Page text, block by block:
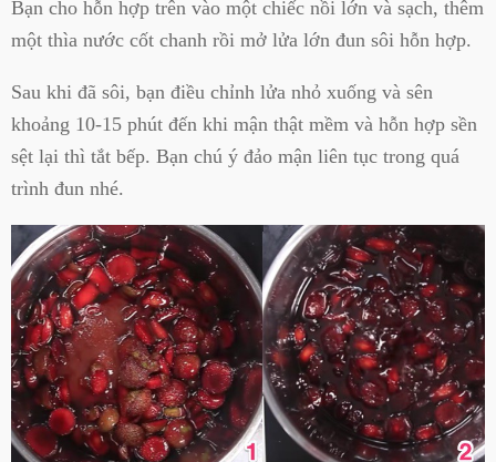
Bạn cho hỗn hợp trên vào một chiếc nồi lớn và sạch, thêm
một thìa nước cốt chanh rồi mở lửa lớn đun sôi hỗn hợp.
Sau khi đã sôi, bạn điều chỉnh lửa nhỏ xuống và sên
khoảng 10-15 phút đến khi mận thật mềm và hỗn hợp sền
sệt lại thì tắt bếp. Bạn chú ý đảo mận liên tục trong quá
trình đun nhé.